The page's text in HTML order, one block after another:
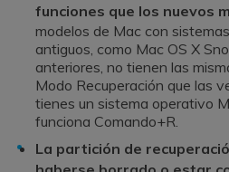
funciones que los nuevos
modelos de Mac con
antiguos, como Mac OS X
anteriores, no tienen las
Modo Recuperación que las
tienes un sistema operativo
funciona Comando+R.
La partición de